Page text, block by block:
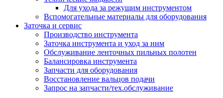
Для ухода за режущим инструментом
Вспомогательные материалы для оборудования
Заточка и сервис
Производство инструмента
Заточка инструмента и уход за ним
Обслуживание ленточных пильных полотен
Балансировка инструмента
Запчасти для оборудования
Восстановление вальцов подачи
Запрос на запчасти/тех.обслуживание